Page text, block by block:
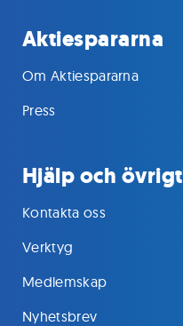
Aktiespararna
Om Aktiespararna
Press
Hjälp och övrigt
Kontakta oss
Verktyg
Medlemskap
Nyhetsbrev